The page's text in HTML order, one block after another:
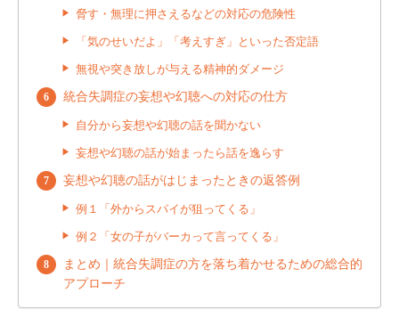
脅す・無理に押さえるなどの対応の危険性
「気のせいだよ」「考えすぎ」といった否定語
無視や突き放しが与える精神的ダメージ
統合失調症の妄想や幻聴への対応の仕方
自分から妄想や幻聴の話を聞かない
妄想や幻聴の話が始まったら話を逸らす
妄想や幻聴の話がはじまったときの返答例
例１「外からスパイが狙ってくる」
例２「女の子がバーカって言ってくる」
まとめ｜統合失調症の方を落ち着かせるための総合的
アプローチ